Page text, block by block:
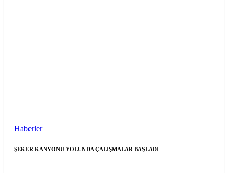
Haberler
ŞEKER KANYONU YOLUNDA ÇALIŞMALAR BAŞLADI